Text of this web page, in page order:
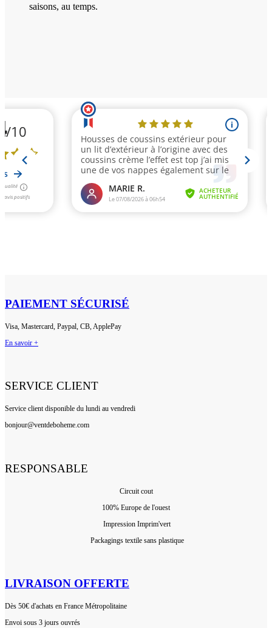
saisons, au temps.
PAIEMENT SÉCURISÉ
Visa, Mastercard, Paypal, CB, ApplePay
En savoir +
SERVICE CLIENT
Service client disponible du lundi au vendredi
bonjour@ventdeboheme.com
RESPONSABLE
Circuit cout
100% Europe de l'ouest
Impression Imprim'vert
Packagings textile sans plastique
LIVRAISON OFFERTE
Dès 50€ d'achats en France Métropolitaine
Envoi sous 3 jours ouvrés